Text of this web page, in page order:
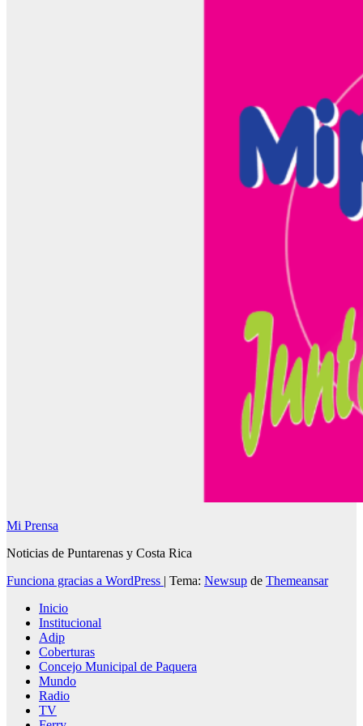
Mi Prensa
Noticias de Puntarenas y Costa Rica
Funciona gracias a WordPress | Tema: Newsup de Themeansar
Inicio
Institucional
Adip
Coberturas
Concejo Municipal de Paquera
Mundo
Radio
TV